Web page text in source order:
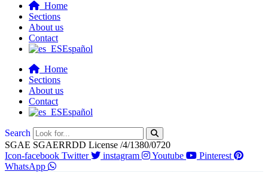
Home
Sections
About us
Contact
Español
Home
Sections
About us
Contact
Español
Search
SGAE SGAERRDD License /4/1380/0720
Icon-facebook Twitter instagram Youtube
Pinterest
WhatsApp